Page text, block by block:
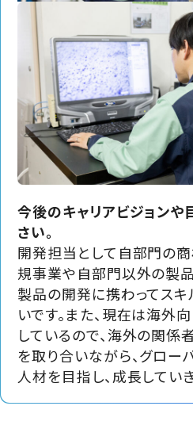
今後のキャリアビジョンや
さい。
開発担当として自部門の商
規事業や自部門以外の製
製品の開発に携わってスキ
いです。また、現在は海外
しているので、海外の関係
を取り合いながら、グロー
人材を目指し、成長してい